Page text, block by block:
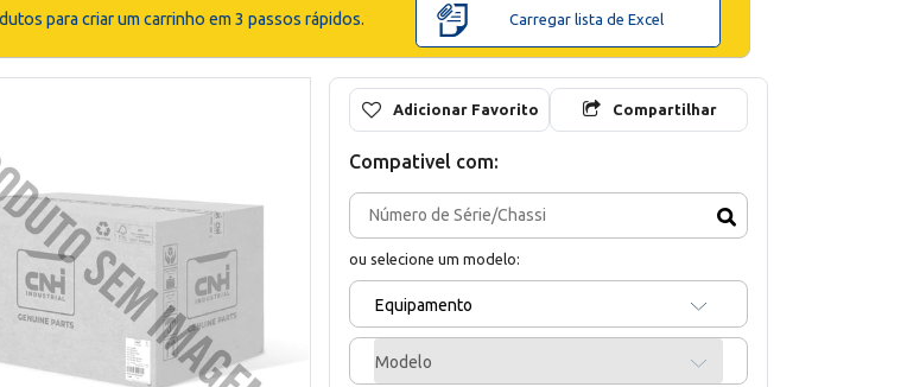
para criar um carrinho em 3 passos rápidos. Carregar lista de Excel
Adicionar Favorito Compartilhar
Compativel com:
ou selecione um modelo:
Equipamento
Modelo